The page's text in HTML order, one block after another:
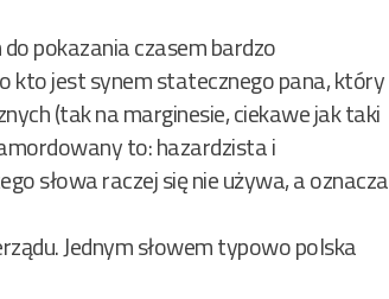
pokazania czasem bardzo
kto jest synem statecznego pana, który
(tak na marginesie, ciekawe jak taki
to: hazardzista i
słowa raczej się nie używa, a oznacza
Jednym słowem typowo polska